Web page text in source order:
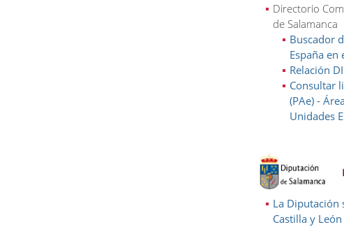
Directorio
de Salamanca
Buscador
España en
Relación
Consultar
(PAe) -
Unidades
La Diputación
Castilla y